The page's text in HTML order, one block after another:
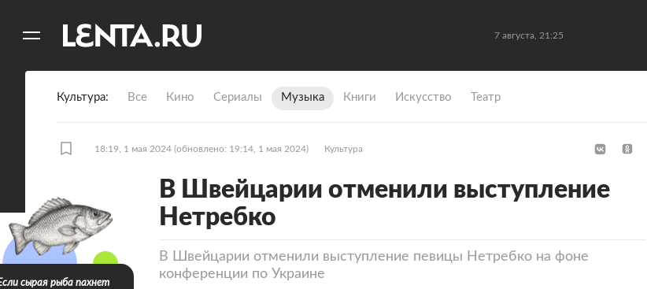
7 августа, 21:25
Культура Все Кино Сериалы Музыка Книги Искусство Театр
18:19, 1 мая 2024 (обновлено: 19:14, 1 мая 2024) Культура
В Швейцарии отменили выступление
Нетребко
В Швейцарии отменили выступление певицы Нетребко на фоне
конференции по Украине
сырая рыба пахнет